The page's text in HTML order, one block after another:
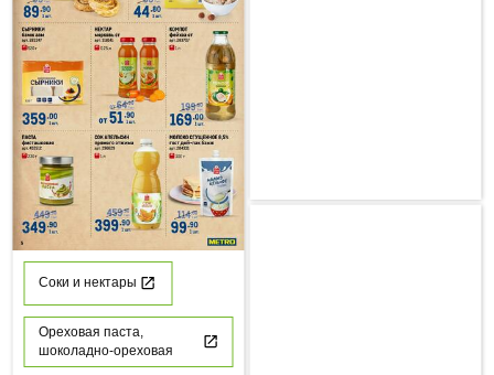
Соки и нектары
Ореховая паста,
шоколадно-ореховая